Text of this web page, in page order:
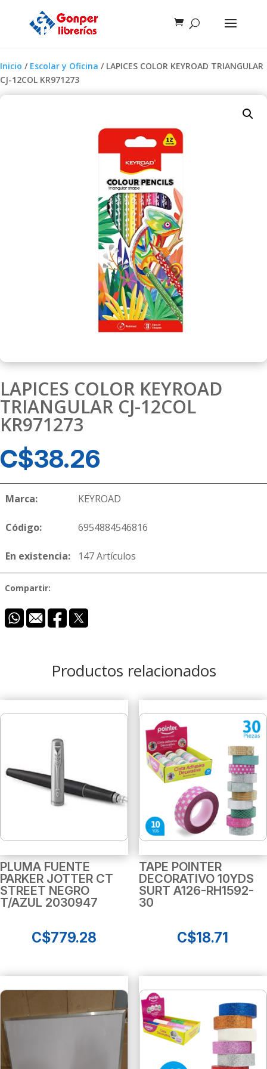
Inicio / Escolar y Oficina / LAPICES COLOR KEYROAD TRIANGULAR
CJ-12COL KR971273
LAPICES COLOR KEYROAD
TRIANGULAR CJ-12COL
KR971273
C$38.26
Marca: KEYROAD
Código: 6954884546816
En existencia: 147 Artículos
Compartir:
Productos relacionados
PLUMA FUENTE
PARKER JOTTER CT
STREET NEGRO
T/AZUL 2030947
C$779.28
TAPE POINTER
DECORATIVO 10YDS
SURT A126-RH1592-
30
C$18.71